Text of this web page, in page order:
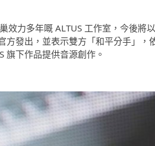
效力多年嘅 ALTUS 工作室，今後將以
方發出，並表示雙方「和平分手」，
旗下作品提供音源創作。